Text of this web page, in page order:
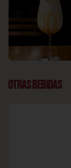
OTRAS BEBIDAS